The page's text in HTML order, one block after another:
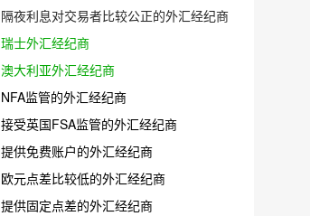
隔夜利息对交易者比较公正的外汇经纪商
瑞士外汇经纪商
澳大利亚外汇经纪商
NFA监管的外汇经纪商
接受英国FSA监管的外汇经纪商
提供免费账户的外汇经纪商
欧元点差比较低的外汇经纪商
提供固定点差的外汇经纪商